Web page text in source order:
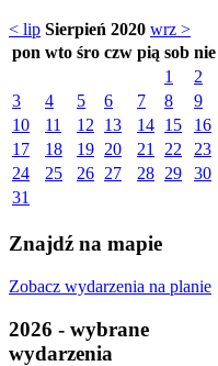
< lip Sierpień 2020 wrz >
pon wto śro czw pią sob nie
1
2
3
4 5 6 7 8
9
10
11 12 13 14 15
16
17
18 19 20 21 22
23
24
25 26 27 28 29
30
31
Znajdź na mapie
Zobacz wydarzenia na planie
2026 - wybrane
wydarzenia